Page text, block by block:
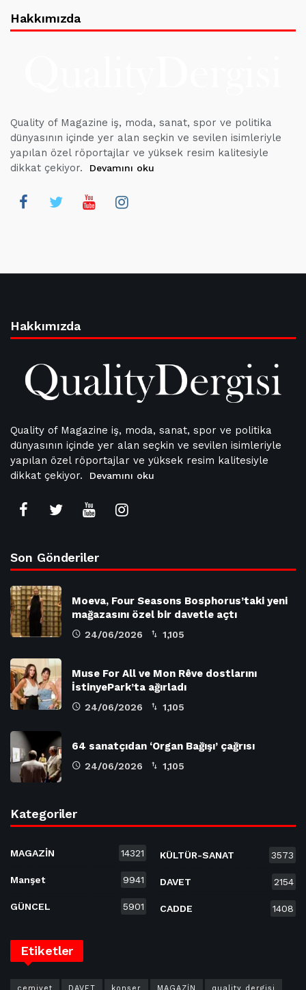
Hakkımızda
Quality of Magazine iş, moda, sanat, spor ve politika
dünyasının içinde yer alan seçkin ve sevilen isimleriyle
yapılan özel röportajlar ve yüksek resim kalitesiyle
dikkat çekiyor.
Devamını oku
Hakkımızda
Quality of Magazine iş, moda, sanat, spor ve politika
dünyasının içinde yer alan seçkin ve sevilen isimleriyle
yapılan özel röportajlar ve yüksek resim kalitesiyle
dikkat çekiyor.
Devamını oku
Son Gönderiler
Moeva, Four Seasons Bosphorus’taki yeni
mağazasını özel bir davetle açtı
24/06/2026 1,105
Muse For All ve Mon Rêve dostlarını
İstinyePark’ta ağırladı
24/06/2026 1,105
64 sanatçıdan ‘Organ Bağışı’ çağrısı
24/06/2026 1,105
Kategoriler
MAGAZİN 14321
Manşet 9941
GÜNCEL 5901
KÜLTÜR-SANAT 3573
DAVET 2154
CADDE 1408
Etiketler